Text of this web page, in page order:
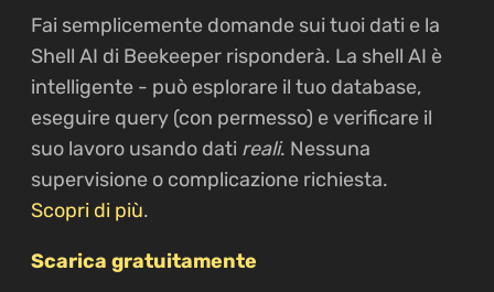
Fai semplicemente domande sui tuoi dati e la
Shell AI di Beekeeper risponderà. La shell AI è
intelligente - può esplorare il tuo database,
eseguire query (con permesso) e verificare il
suo lavoro usando dati reali. Nessuna
supervisione o complicazione richiesta.
Scopri di più.
Scarica gratuitamente